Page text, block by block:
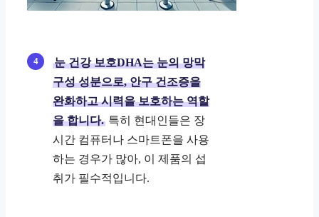
눈 건강 보호DHA는 눈의 망막
구성 성분으로, 안구 건조증을
완화하고 시력을 보호하는 역할
을 합니다. 특히 현대인들은 장
시간 컴퓨터나 스마트폰을 사용
하는 경우가 많아, 이 제품의 섭
취가 필수적입니다.